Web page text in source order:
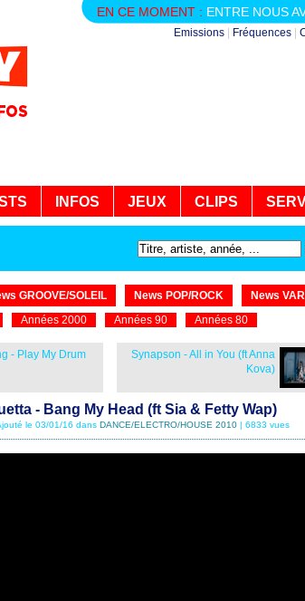
EN CE MOMENT : ENTRE NOUS
Emissions Fréquences
INFOS JEUX CLIPS
GROOVE/SOLEIL News POP/ROCK
News
Années 2000 Années 90 Années 80
- Play My Drum
Synapson - All in You (ft Anna
Kova)
- Bang My Head (ft Sia & Fetty Wap)
le 03/01/16 dans DANCE/ELECTRO/HOUSE 2010 | 6833 vues